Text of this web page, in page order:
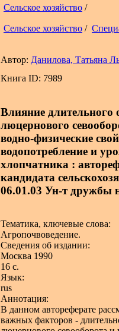
Сельское хозяйство /
Сельское хозяйство /
Автор: Данилова, Татьяна
Книга ID: 7989
Влияние
люцернового
водно-физические
водопотребление и
хлопчатника :
кандидата
06.01.03 Ун-т
Тематика, ключевые слова:
Агропочвоведение.
Сведения об издании:
Москва 1990
16 с.
Язык:
rus
Аннотация:
В данном автореферате
важных факторов -